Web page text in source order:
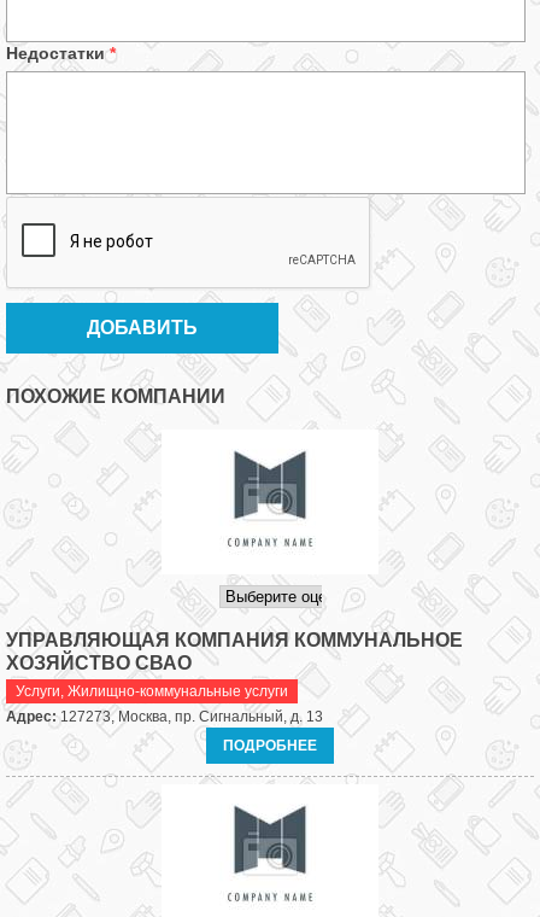
Недостатки*
ПОХОЖИЕ КОМПАНИИ
УПРАВЛЯЮЩАЯ КОМПАНИЯ КОММУНАЛЬНОЕ
ХОЗЯЙСТВО СВАО
Услуги, Жилищно-коммунальные услуги
Адрес:127273, Москва, пр. Сигнальный, д. 13
ПОДРОБНЕЕ